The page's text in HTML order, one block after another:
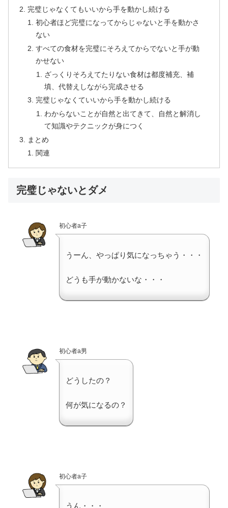
完璧じゃなくてもいいから手を動かし続ける
初心者ほど完璧になってからじゃないと手を動かさ
ない
すべての食材を完璧にそろえてからでないと手が動
かせない
ざっくりそろえてたりない食材は都度補充、補
填、代替えしながら完成させる
完璧じゃなくていいから手を動かし続ける
わからないことが自然と出てきて、自然と解消し
て知識やテクニックが身につく
まとめ
関連
完璧じゃないとダメ
初心者a子
うーん、やっぱり気になっちゃう・・・
どうも手が動かないな・・・
初心者a男
どうしたの？
何が気になるの？
初心者a子
うん・・・